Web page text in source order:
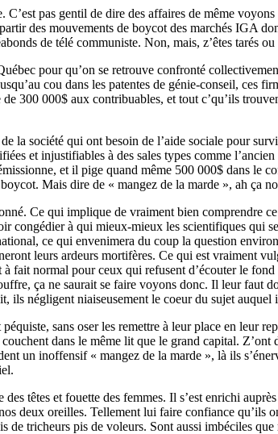
C’est pas gentil de dire des affaires de même
des mouvements de boycot des marchés IGA
de télé communiste. Non, mais, z’êtes tarés
pour qu’on se retrouve confronté
cou dans les patentes de génie-conseil, ces
300 000$ aux contribuables, et tout c’qu’ils
la société qui ont besoin de l’aide sociale pour
et injustifiables à des sales types comme
et il pige quand même 500 000$ dans le
Mais dire de « mangez de la marde », ah ça
Ce qui implique de vraiment bien comprendre
congédier à qui mieux-mieux les scientifiques qui
ce qui envenimera du coup la question
leurs ardeurs mortifères. Ce qui est vraiment
fait normal pour ceux qui refusent d’écouter le
ça ne saurait se faire voyons donc. Il leur faut
ils négligent niaiseusement le coeur du sujet
sans oser les remettre à leur place en leur
dans le même lit que le grand capital.
un inoffensif « mangez de la marde », là ils
têtes et fouette des femmes. Il s’est enrichi
deux oreilles. Tellement lui faire confiance qu’ils
tricheurs pis de voleurs. Sont aussi imbéciles que